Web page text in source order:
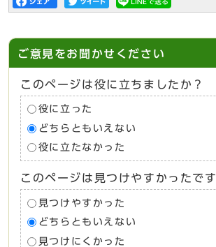
ご意見をお聞かせください
このページは役に立ちましたか？
役に立った
どちらともいえない
役に立たなかった
このページは見つけやすかったです
見つけやすかった
どちらともいえない
見つけにくかった